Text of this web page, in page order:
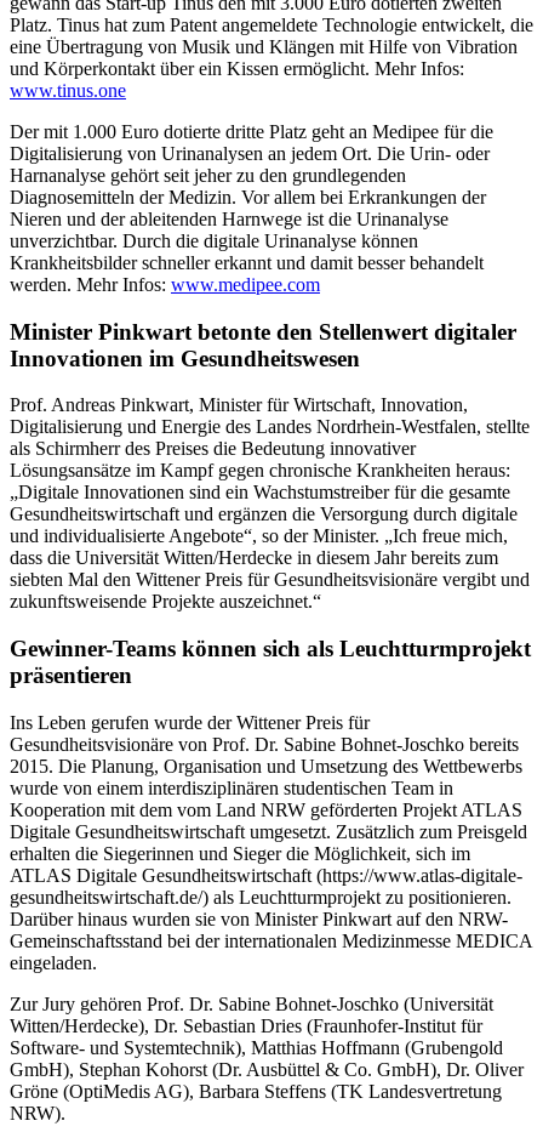
Platz. Tinus hat zum Patent angemeldete Technologie entwickelt, die
eine Übertragung von Musik und Klängen mit Hilfe von Vibration
und Körperkontakt über ein Kissen ermöglicht. Mehr Infos:
www.tinus.one
Der mit 1.000 Euro dotierte dritte Platz geht an Medipee für die
Digitalisierung von Urinanalysen an jedem Ort. Die Urin- oder
Harnanalyse gehört seit jeher zu den grundlegenden
Diagnosemitteln der Medizin. Vor allem bei Erkrankungen der
Nieren und der ableitenden Harnwege ist die Urinanalyse
unverzichtbar. Durch die digitale Urinanalyse können
Krankheitsbilder schneller erkannt und damit besser behandelt
werden. Mehr Infos: www.medipee.com
Minister Pinkwart betonte den Stellenwert digitaler
Innovationen im Gesundheitswesen
Prof. Andreas Pinkwart, Minister für Wirtschaft, Innovation,
Digitalisierung und Energie des Landes Nordrhein-Westfalen, stellte
als Schirmherr des Preises die Bedeutung innovativer
Lösungsansätze im Kampf gegen chronische Krankheiten heraus:
„Digitale Innovationen sind ein Wachstumstreiber für die gesamte
Gesundheitswirtschaft und ergänzen die Versorgung durch digitale
und individualisierte Angebote“, so der Minister. „Ich freue mich,
dass die Universität Witten/Herdecke in diesem Jahr bereits zum
siebten Mal den Wittener Preis für Gesundheitsvisionäre vergibt und
zukunftsweisende Projekte auszeichnet.“
Gewinner-Teams können sich als Leuchtturmprojekt
präsentieren
Ins Leben gerufen wurde der Wittener Preis für
Gesundheitsvisionäre von Prof. Dr. Sabine Bohnet-Joschko bereits
2015. Die Planung, Organisation und Umsetzung des Wettbewerbs
wurde von einem interdisziplinären studentischen Team in
Kooperation mit dem vom Land NRW geförderten Projekt ATLAS
Digitale Gesundheitswirtschaft umgesetzt. Zusätzlich zum Preisgeld
erhalten die Siegerinnen und Sieger die Möglichkeit, sich im
ATLAS Digitale Gesundheitswirtschaft (https://www.atlas-digitale-
gesundheitswirtschaft.de/) als Leuchtturmprojekt zu positionieren.
Darüber hinaus wurden sie von Minister Pinkwart auf den NRW-
Gemeinschaftsstand bei der internationalen Medizinmesse MEDICA
eingeladen.
Zur Jury gehören Prof. Dr. Sabine Bohnet-Joschko (Universität
Witten/Herdecke), Dr. Sebastian Dries (Fraunhofer-Institut für
Software- und Systemtechnik), Matthias Hoffmann (Grubengold
GmbH), Stephan Kohorst (Dr. Ausbüttel & Co. GmbH), Dr. Oliver
Gröne (OptiMedis AG), Barbara Steffens (TK Landesvertretung
NRW).